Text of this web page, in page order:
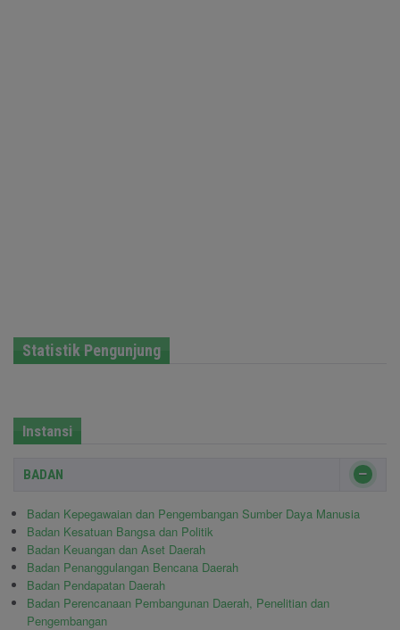
Statistik Pengunjung
Instansi
BADAN
Badan Kepegawaian dan Pengembangan Sumber Daya Manusia
Badan Kesatuan Bangsa dan Politik
Badan Keuangan dan Aset Daerah
Badan Penanggulangan Bencana Daerah
Badan Pendapatan Daerah
Badan Perencanaan Pembangunan Daerah, Penelitian dan
Pengembangan